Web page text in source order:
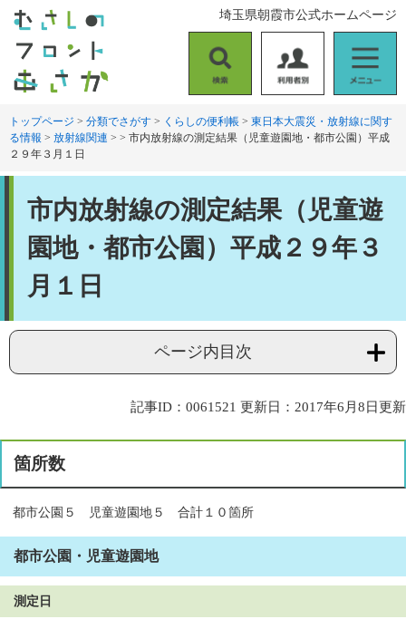
す
。
し
て
索
用
者
別
ニ
ュ
ー
埼玉県朝霞市公式ホームページ
トップページ > 分類でさがす > くらしの便利帳 > 東日本大震災・放射線に関す
る情報 > 放射線関連 > > 市内放射線の測定結果（児童遊園地・都市公園）平成
２９年３月１日
市内放射線の測定結果（児童遊
園地・都市公園）平成２９年３
月１日
ページ内目次
記事ID：0061521 更新日：2017年6月8日更新
箇所数
都市公園５ 児童遊園地５ 合計１０箇所
都市公園・児童遊園地
測定日